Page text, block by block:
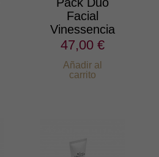
Facial
Vinessencia
47,00 €
Añadir al
carrito